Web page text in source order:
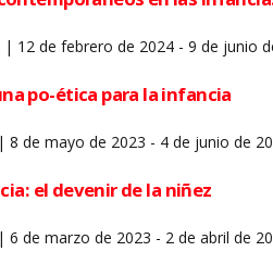
12 de febrero de 2024 - 9 de junio
po-ética para la infancia
8 de mayo de 2023 - 4 de junio de
el devenir de la niñez
6 de marzo de 2023 - 2 de abril de